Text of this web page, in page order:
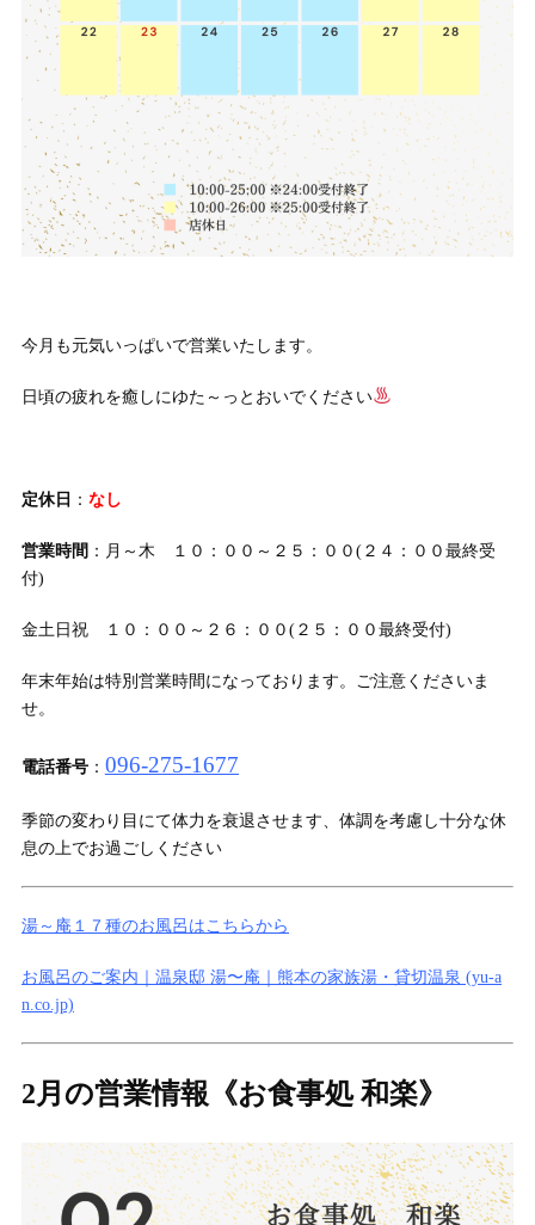
今月も元気いっぱいで営業いたします。
日頃の疲れを癒しにゆた～っとおいでください
定休日 ： なし
営業時間 ：月～木 １０：００～２５：００(２４：００最終受
付)
金土日祝 １０：００～２６：００(２５：００最終受付)
年末年始は特別営業時間になっております。ご注意くださいま
せ。
電話番号： 096-275-1677
季節の変わり目にて体力を衰退させます、体調を考慮し十分な休
息の上でお過ごしください
湯～庵１７種のお風呂はこちらから
お風呂のご案内｜温泉邸 湯〜庵｜熊本の家族湯・貸切温泉 (yu-a
n.co.jp)
2月の営業情報 《お食事処 和楽》